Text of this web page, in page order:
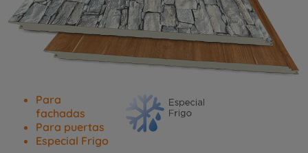
Para
fachadas
Para puertas
Especial Frigo